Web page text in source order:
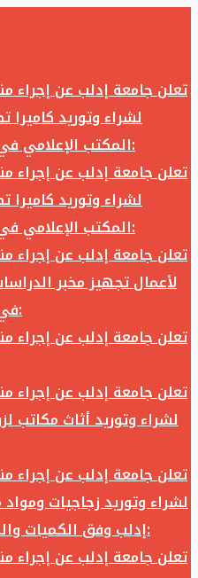
تعلن جامعة إدلب عن إجراء
لشراء وتوريد كاميرا
المكتب الإعلامي في جامعة إدلب وفق الآتي:
تعلن جامعة إدلب عن إجراء
لشراء وتوريد كاميرا
المكتب الإعلامي في جامعة إدلب وفق الآتي:
تعلن جامعة إدلب عن إجراء
لأعمال تجهيز مخبر
في جامعة ادلب وفق الآتي:
تعلن جامعة إدلب عن إجراء
تعلن جامعة إدلب عن إجراء
لشراء وتوريد أثاث مكاتب
تعلن جامعة إدلب عن إجراء
لشراء وتوريد زجاجيات
إدلب وفق الكميات والمواصفات المحددة أدناه:
تعلن جامعة إدلب عن إجراء